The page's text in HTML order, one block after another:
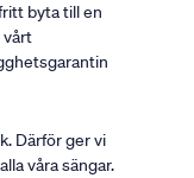
byta till en
vårt
Därför ger vi
våra sängar.